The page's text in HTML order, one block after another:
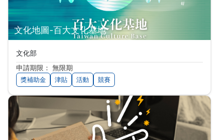
文化地圖-百大文化基地
文化部
申請期限： 無限期
獎補助金 津貼 活動 競賽